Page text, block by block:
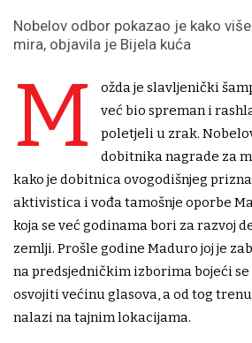
Nobelov odbor pokazao je kako
mira, objavila je Bijela kuća
M
ožda je slavljenički
već bio spreman i
poletjeli u zrak.
dobitnika nagrade za
kako je dobitnica ovogodišnjeg
aktivistica i vođa tamošnje oporbe
koja se već godinama bori za razvoj
zemlji. Prošle godine Maduro joj je
na predsjedničkim izborima bojeći
osvojiti većinu glasova, a od tog
nalazi na tajnim lokacijama.